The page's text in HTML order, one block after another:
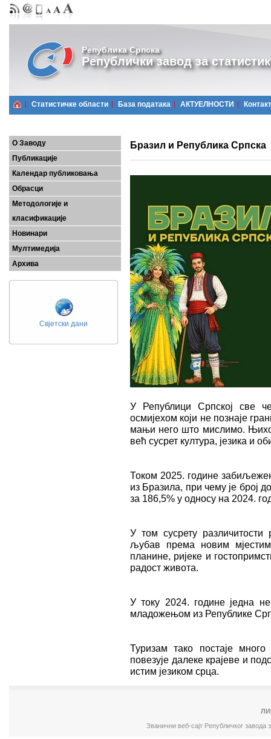
Република Српска
Републички завод за
Статистичке области Базa података АКТУЕЛНОСТИ Контакт
О Заводу
Публикације
Календар публиковања
Обрасци
Методологије и
класификације
Новинари
Мултимедија
Архива
Свјетски дани
Бразил и Република Српска
У Републици Српској све
осмијехом који не познаје
мањи него што мислимо.
већ сусрет култура, језика и
Током 2025. године
из Бразила, при чему је број
за 186,5% у односу на 2024.
У том сусрету
љубав према новим
планине, ријеке и
радост живота.
У току 2024. године једна
младожењом из Републике
Туризам тако постаје
повезује далеке крајеве и
истим језиком срца.
Званични веб-сајт Републичког